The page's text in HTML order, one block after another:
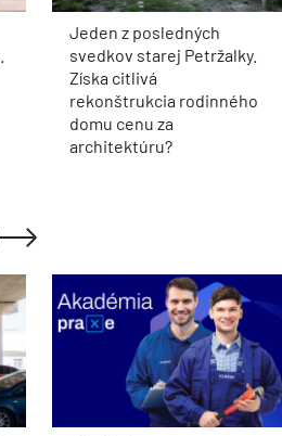
Jeden z posledných
svedkov starej Petržalky.
Získa citlivá
rekonštrukcia rodinného
domu cenu za
architektúru?